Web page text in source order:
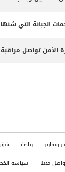
الجبانة التي
الأمن تواصل
وتقارير رياضة
معنا سياسة